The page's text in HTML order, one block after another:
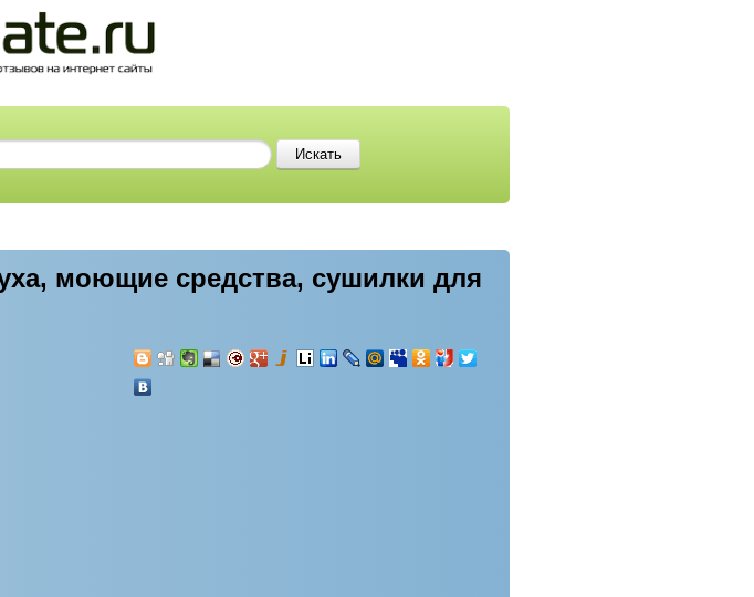
моющие средства, сушилки для